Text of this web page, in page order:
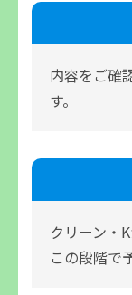
内容をご確
す。
クリーン・
この段階で